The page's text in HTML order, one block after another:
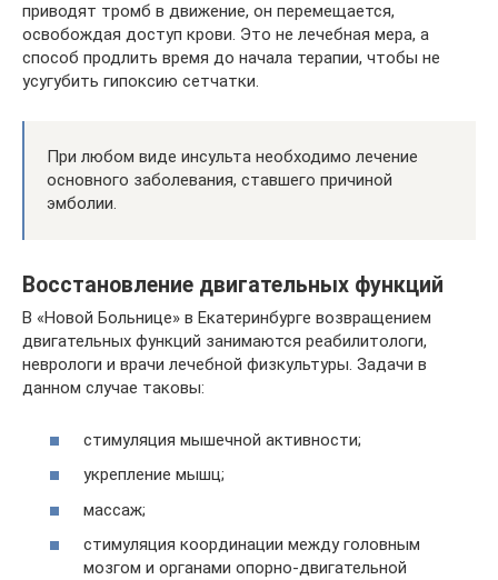
приводят тромб в движение, он перемещается,
освобождая доступ крови. Это не лечебная мера, а
способ продлить время до начала терапии, чтобы не
усугубить гипоксию сетчатки.
При любом виде инсульта необходимо лечение
основного заболевания, ставшего причиной
эмболии.
Восстановление двигательных функций
В «Новой Больнице» в Екатеринбурге возвращением
двигательных функций занимаются реабилитологи,
неврологи и врачи лечебной физкультуры. Задачи в
данном случае таковы:
стимуляция мышечной активности;
укрепление мышц;
массаж;
стимуляция координации между головным
мозгом и органами опорно-двигательной